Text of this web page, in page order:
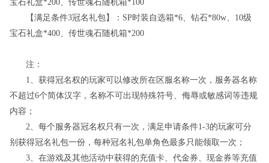
宝石礼盒*200、传世魂石随机箱*100
【满足条件3冠名礼包】：SP时装自选箱*6、钻石*80w、10级
宝石礼盒*400、传世魂石随机箱*200
注：
1、获得冠名权的玩家可以修改所在区服名称一次，服务器名称
不超过6个简体汉字，名称不可出现特殊符号、侮辱或敏感词等违规
内容；
2、每个服务器冠名权只有一次，满足申请条件1-3的玩家可分
别获得冠名礼包一份，每种冠名礼包单角色最多只能领取一次；
3、在游戏及其他活动中获得的充值卡、代金券、现金券等充值